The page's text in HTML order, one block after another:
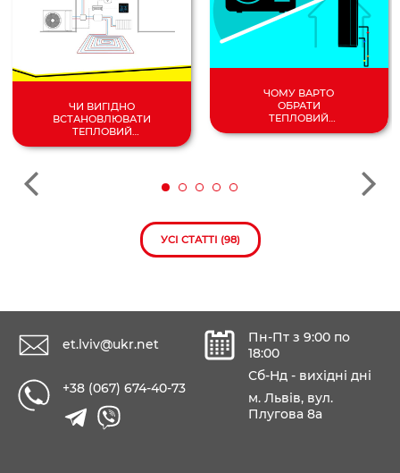
ЧИ ВИГІДНО
ВСТАНОВЛЮВАТИ
ТЕПЛОВИЙ
ЧОМУ ВАРТО
ОБРАТИ
ТЕПЛОВИЙ
НАСОС
УСІ СТАТТІ (98)
et.lviv@ukr.net
+38 (067) 674-40-73
Пн-Пт з 9:00 по
18:00
Сб-Нд - вихідні дні
м. Львів, вул.
Плугова 8а